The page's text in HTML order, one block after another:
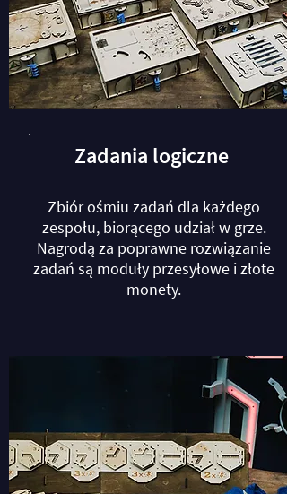
Zadania logiczne
Zbiór ośmiu zadań dla każdego
zespołu, biorącego udział w grze.
Nagrodą za poprawne rozwiązanie
zadań są moduły przesyłowe i złote
monety.